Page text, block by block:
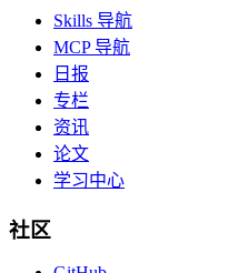
Skills 导航
MCP 导航
日报
专栏
资讯
论文
学习中心
社区